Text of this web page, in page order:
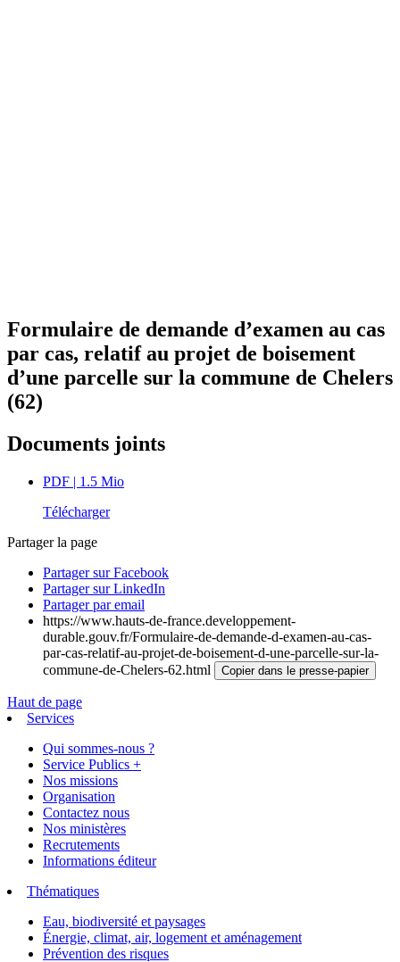
Formulaire de demande d’examen au cas
par cas, relatif au projet de boisement
d’une parcelle sur la commune de Chelers
(62)
Documents joints
PDF | 1.5 Mio
Télécharger
Partager la page
Partager sur Facebook
Partager sur LinkedIn
Partager par email
https://www.hauts-de-france.developpement-
durable.gouv.fr/Formulaire-de-demande-d-examen-au-cas-
par-cas-relatif-au-projet-de-boisement-d-une-parcelle-sur-la-
commune-de-Chelers-62.html
Copier dans le presse-papier
Haut de page
Services
Qui sommes-nous ?
Service Publics +
Nos missions
Organisation
Contactez nous
Nos ministères
Recrutements
Informations éditeur
Thématiques
Eau, biodiversité et paysages
Énergie, climat, air, logement et aménagement
Prévention des risques